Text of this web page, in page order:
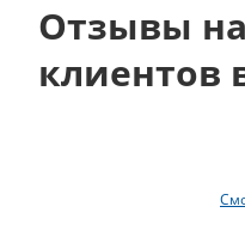
Отзывы
клиентов